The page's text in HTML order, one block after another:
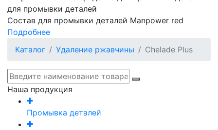
Состав для промывки деталей Manpower red
Подробнее
Каталог
Удаление ржавчины Chelade Plus
Наша продукция
Промывка деталей